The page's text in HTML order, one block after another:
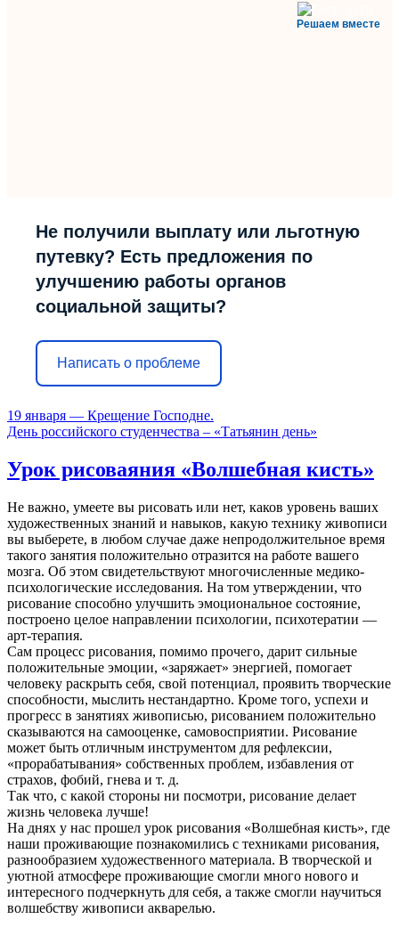
Решаем вместе
Не получили выплату или льготную
путевку? Есть предложения по
улучшению работы органов
социальной защиты?
Написать о проблеме
19 января — Крещение Господне.
День российского студенчества – «Татьянин день»
Урок рисоваяния «Волшебная кисть»
Не важно, умеете вы рисовать или нет, каков уровень ваших
художественных знаний и навыков, какую технику живописи
вы выберете, в любом случае даже непродолжительное время
такого занятия положительно отразится на работе вашего
мозга. Об этом свидетельствуют многочисленные медико-
психологические исследования. На том утверждении, что
рисование способно улучшить эмоциональное состояние,
построено целое направлении психологии, психотератии —
арт-терапия.
Сам процесс рисования, помимо прочего, дарит сильные
положительные эмоции, «заряжает» энергией, помогает
человеку раскрыть себя, свой потенциал, проявить творческие
способности, мыслить нестандартно. Кроме того, успехи и
прогресс в занятиях живописью, рисованием положительно
сказываются на самооценке, самовосприятии. Рисование
может быть отличным инструментом для рефлексии,
«прорабатывания» собственных проблем, избавления от
страхов, фобий, гнева и т. д.
Так что, с какой стороны ни посмотри, рисование делает
жизнь человека лучше!
На днях у нас прошел урок рисования «Волшебная кисть», где
наши проживающие познакомились с техниками рисования,
разнообразием художественного материала. В творческой и
уютной атмосфере проживающие смогли много нового и
интересного подчеркнуть для себя, а также смогли научиться
волшебству живописи акварелью.